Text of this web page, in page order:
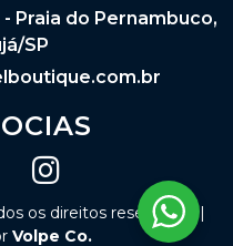
- Praia do Pernambuco,
SP
os direitos reservados |
Volpe Co.